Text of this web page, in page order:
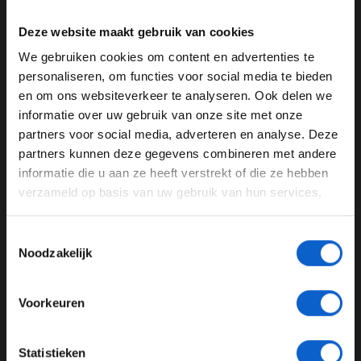
Deze website maakt gebruik van cookies
We gebruiken cookies om content en advertenties te
personaliseren, om functies voor social media te bieden
en om ons websiteverkeer te analyseren. Ook delen we
informatie over uw gebruik van onze site met onze
partners voor social media, adverteren en analyse. Deze
partners kunnen deze gegevens combineren met andere
informatie die u aan ze heeft verstrekt of die ze hebben
verzameld op basis van uw gebruik van hun services.
Noodzakelijk
Voorkeuren
Statistieken
Norris is almost in DRS range of the Red Bull!
#JapaneseGP pic.twitter.com/0iPft1QbIX
— Formula 1 (@F1)April 6, 2025
Lap 42/53
Stroll rijdt nog altijd op P20, terwijl zijn teamgenoot op
de rand van punten rijdt. Ook Bortoleto en Hülkenberg
beleeft ook geen goede race, want hij rijdt momenteel
Lap 38/53
dan vooruit. Oscar Piastri zit inmiddels in de DRS van
Lap 37/53
WELKOM BIJ GRAND PRIX RADIO
Ben je 24 jaar of ouder?
Pas je advertentie instellingen aan en klik hieronder om
door te gaan naar de website!
Advertentie instellingen